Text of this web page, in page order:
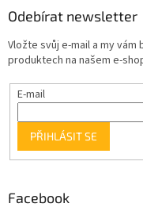
Odebírat newsletter
Vložte svůj e-mail a my
produktech na našem e-
E-mail
PŘIHLÁSIT SE
Facebook